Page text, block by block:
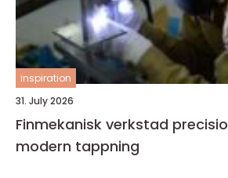
inspiration
31. July 2026
Finmekanisk verkstad precisionshantverk i
modern tappning